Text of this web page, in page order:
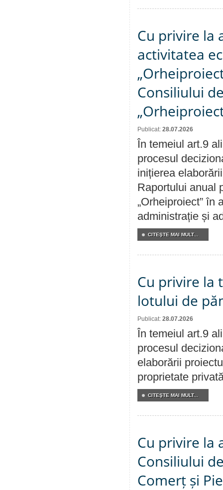
Cu privire la
activitatea
Consiliului
Publicat: 28.07.2026
În temeiul art.9
procesul
inițierea
Raportului anual
„Orheiproiect” în
administrație și
CITEŞTE MAI MULT...
Cu privire la
lotului de
Publicat: 28.07.2026
În temeiul art.9
procesul
elaborării
proprietate
CITEŞTE MAI MULT...
Cu privire la
Consiliului
Comerț și